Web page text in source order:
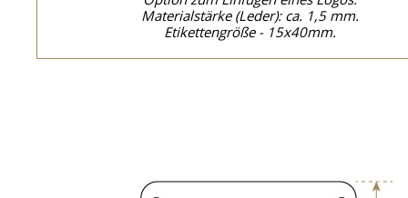
Materialstärke (Leder): ca. 1,5 mm.
Etikettengröße - 15x40mm.